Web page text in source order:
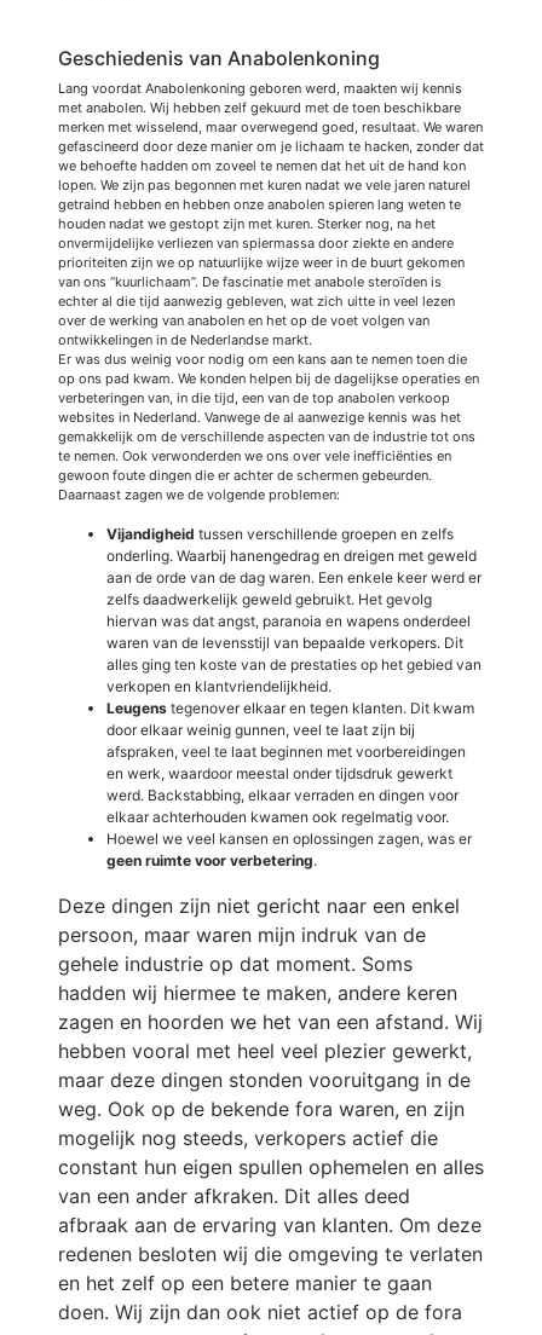
Geschiedenis van Anabolenkoning
Lang voordat Anabolenkoning geboren werd, maakten wij kennis
met anabolen. Wij hebben zelf gekuurd met de toen beschikbare
merken met wisselend, maar overwegend goed, resultaat. We waren
gefascineerd door deze manier om je lichaam te hacken, zonder dat
we behoefte hadden om zoveel te nemen dat het uit de hand kon
lopen. We zijn pas begonnen met kuren nadat we vele jaren naturel
getraind hebben en hebben onze anabolen spieren lang weten te
houden nadat we gestopt zijn met kuren. Sterker nog, na het
onvermijdelijke verliezen van spiermassa door ziekte en andere
prioriteiten zijn we op natuurlijke wijze weer in de buurt gekomen
van ons “kuurlichaam”. De fascinatie met anabole steroïden is
echter al die tijd aanwezig gebleven, wat zich uitte in veel lezen
over de werking van anabolen en het op de voet volgen van
ontwikkelingen in de Nederlandse markt.
Er was dus weinig voor nodig om een kans aan te nemen toen die
op ons pad kwam. We konden helpen bij de dagelijkse operaties en
verbeteringen van, in die tijd, een van de top anabolen verkoop
websites in Nederland. Vanwege de al aanwezige kennis was het
gemakkelijk om de verschillende aspecten van de industrie tot ons
te nemen. Ook verwonderden we ons over vele inefficiënties en
gewoon foute dingen die er achter de schermen gebeurden.
Daarnaast zagen we de volgende problemen:
Vijandigheid tussen verschillende groepen en zelfs
onderling. Waarbij hanengedrag en dreigen met geweld
aan de orde van de dag waren. Een enkele keer werd er
zelfs daadwerkelijk geweld gebruikt. Het gevolg
hiervan was dat angst, paranoia en wapens onderdeel
waren van de levensstijl van bepaalde verkopers. Dit
alles ging ten koste van de prestaties op het gebied van
verkopen en klantvriendelijkheid.
Leugens tegenover elkaar en tegen klanten. Dit kwam
door elkaar weinig gunnen, veel te laat zijn bij
afspraken, veel te laat beginnen met voorbereidingen
en werk, waardoor meestal onder tijdsdruk gewerkt
werd. Backstabbing, elkaar verraden en dingen voor
elkaar achterhouden kwamen ook regelmatig voor.
Hoewel we veel kansen en oplossingen zagen, was er
geen ruimte voor verbetering.
Deze dingen zijn niet gericht naar een enkel
persoon, maar waren mijn indruk van de
gehele industrie op dat moment. Soms
hadden wij hiermee te maken, andere keren
zagen en hoorden we het van een afstand. Wij
hebben vooral met heel veel plezier gewerkt,
maar deze dingen stonden vooruitgang in de
weg. Ook op de bekende fora waren, en zijn
mogelijk nog steeds, verkopers actief die
constant hun eigen spullen ophemelen en alles
van een ander afkraken. Dit alles deed
afbraak aan de ervaring van klanten. Om deze
redenen besloten wij die omgeving te verlaten
en het zelf op een betere manier te gaan
doen. Wij zijn dan ook niet actief op de fora